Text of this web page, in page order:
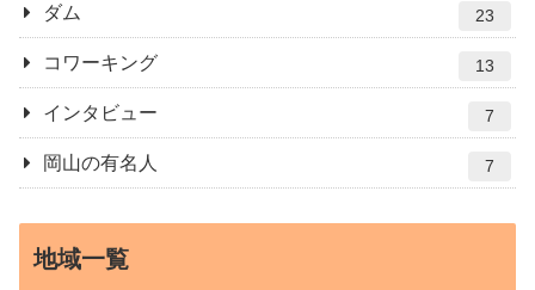
ダム 23
コワーキング 13
インタビュー 7
岡山の有名人 7
地域一覧